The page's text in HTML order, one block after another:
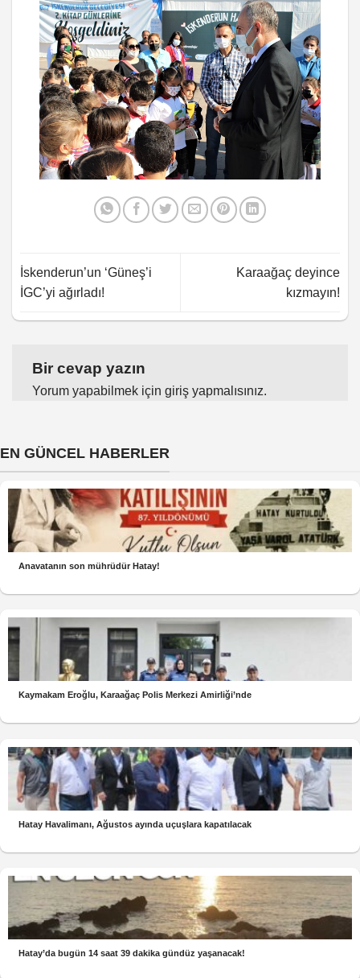
İskenderun’un ‘Güneş’i
İGC’yi ağırladı!
Karaağaç deyince
kızmayın!
Bir cevap yazın
Yorum yapabilmek için giriş yapmalısınız.
EN GÜNCEL HABERLER
Anavatanın son mührüdür Hatay!
Kaymakam Eroğlu, Karaağaç Polis Merkezi Amirliği’nde
Hatay Havalimanı, Ağustos ayında uçuşlara kapatılacak
Hatay’da bugün 14 saat 39 dakika gündüz yaşanacak!